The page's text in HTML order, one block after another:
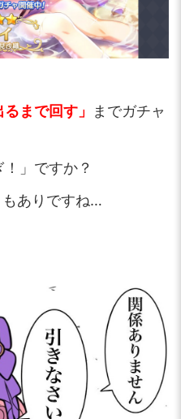
るまで回す」
までガチャ
」ですか？
ありですね…